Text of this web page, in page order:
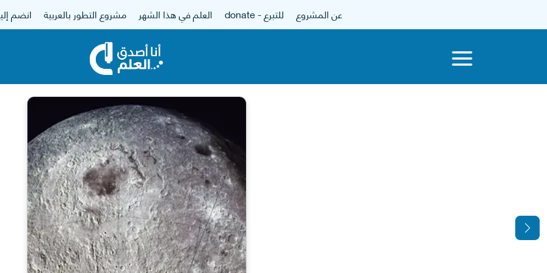
عن المشروع للتبرع - donate العلم في هذا الشهر مشروع التطور بالعربية انضم